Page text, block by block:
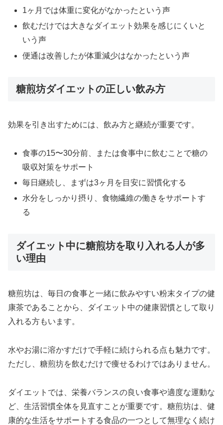
1ヶ月では体重に変化がなかったという声
飲むだけでは大きなダイエット効果を感じにくいと
いう声
便通は改善したが体重減少はなかったという声
糖煎坊ダイエットの正しい飲み方
効果を引き出すためには、飲み方と継続が重要です。
食事の15〜30分前、または食事中に飲むことで糖の
吸収対策をサポート
毎日継続し、まずは3ヶ月を目安に習慣化する
水分をしっかり摂り、食物繊維の働きをサポートす
る
ダイエット中に糖煎坊を取り入れる人が多
い理由
糖煎坊は、毎日の食事と一緒に飲みやすい粉末タイプの健
康茶であることから、ダイエット中の健康習慣として取り
入れる方もいます。
水やお湯に溶かすだけで手軽に続けられる点も魅力です。
ただし、糖煎坊を飲むだけで痩せるわけではありません。
ダイエットでは、栄養バランスの良い食事や適度な運動な
ど、生活習慣全体を見直すことが重要です。糖煎坊は、健
康的な生活をサポートする食品の一つとして無理なく続け